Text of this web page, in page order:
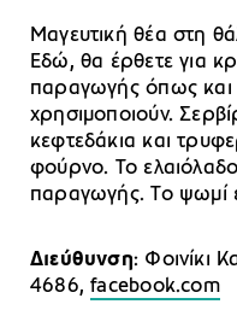
Μαγευτική θέα στη
Εδώ, θα έρθετε για
παραγωγής όπως και
χρησιμοποιούν.
κεφτεδάκια και
φούρνο. Το ελαιόλαδο
παραγωγής. Το ψωμί
Διεύθυνση: Φοινίκι
4686,facebook.com